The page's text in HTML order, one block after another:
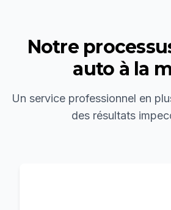
Notre
auto à la
Un service professionnel en
des résultats